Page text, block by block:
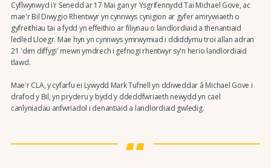
Cyflwynwyd i'r Senedd ar 17 Mai gan yr Ysgrifennydd Tai Michael Gove, ac
mae'r Bil Diwygio Rhentwyr yn cynnwys cynigion ar gyfer amrywiaeth o
gyfreithiau tai a fydd yn effeithio ar filiynau o landlordiaid a thenantiaid
ledled Lloegr. Mae hyn yn cynnwys ymrwymiad i ddiddymu troi allan adran
21 'dim diffygi' mewn ymdrech i gefnogi rhentwyr sy'n herio landlordiaid
tlawd.
Mae'r CLA, y cyfarfu ei Lywydd Mark Tufnell yn ddiweddar â Michael Gove i
drafod y Bil, yn pryderu y bydd y ddeddfwriaeth newydd yn cael
canlyniadau anfwriadol i denantiaid a landlordiaid gwledig.